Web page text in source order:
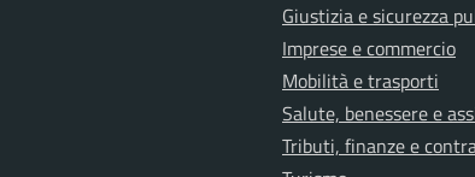
Giustizia e sicurezza
Imprese e commercio
Mobilità e trasporti
Salute, benessere e
Tributi, finanze e